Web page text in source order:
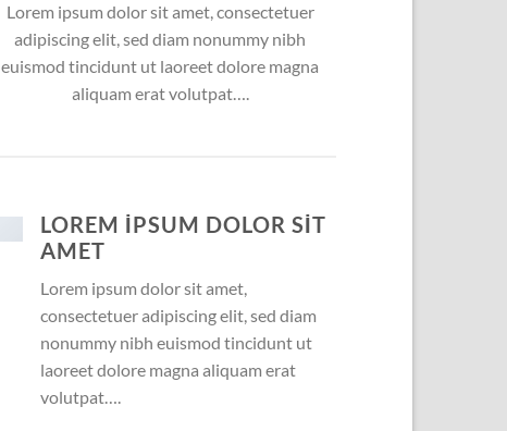
Lorem ipsum dolor sit amet, consectetuer
adipiscing elit, sed diam nonummy nibh
euismod tincidunt ut laoreet dolore magna
aliquam erat volutpat….
LOREM IPSUM DOLOR SIT
AMET
Lorem ipsum dolor sit amet,
consectetuer adipiscing elit, sed diam
nonummy nibh euismod tincidunt ut
laoreet dolore magna aliquam erat
volutpat….